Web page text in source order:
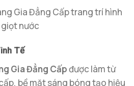
Gia Đẳng Cấp trang trí hình
giọt nước
Tế
Gia Đẳng Cấpđược làm từ
bề mặt sáng bóng tạo hiệu